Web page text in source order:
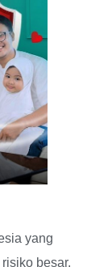
yang
besar.